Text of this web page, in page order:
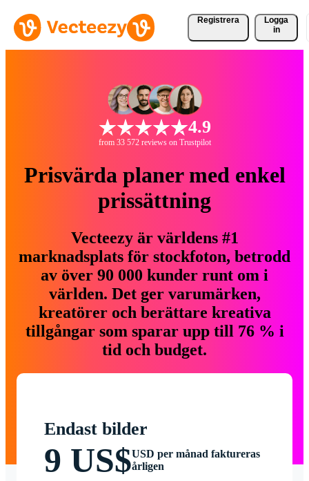
Registrera
Logga
in
4.9
from 33 572 reviews on Trustpilot
Prisvärda planer med enkel
prissättning
Vecteezy är världens #1
marknadsplats för stockfoton, betrodd
av över 90 000 kunder runt om i
världen. Det ger varumärken,
kreatörer och berättare kreativa
tillgångar som sparar upp till 76 % i
tid och budget.
Endast bilder
9 US$USD per månad faktureras
årligen